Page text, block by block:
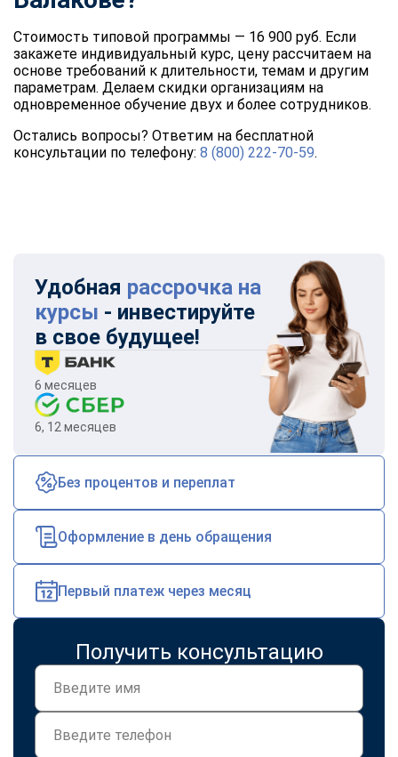
Стоимость типовой программы — 16 900 руб. Если
закажете индивидуальный курс, цену рассчитаем на
основе требований к длительности, темам и другим
параметрам. Делаем скидки организациям на
одновременное обучение двух и более сотрудников.
Остались вопросы? Ответим на бесплатной
консультации по телефону: 8 (800) 222-70-59.
Удобная рассрочка на
курсы - инвестируйте
в свое будущее!
6 месяцев
6, 12 месяцев
Без процентов и переплат
Оформление в день обращения
Первый платеж через месяц
Получить консультацию